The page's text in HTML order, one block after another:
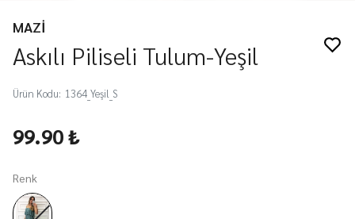
MAZİ
Askılı Piliseli Tulum-Yeşil
Ürün Kodu: 1364_Yeşil_S
99.90 ₺
Renk